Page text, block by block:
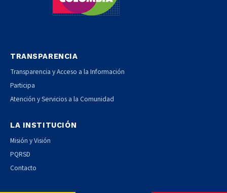
TRANSPARENCIA
Transparencia y Acceso a la Información
Participa
Atención y Servicios a la Comunidad
LA INSTITUCIÓN
Misión y Visión
PQRSD
Contacto